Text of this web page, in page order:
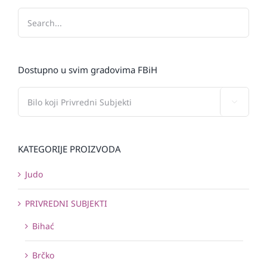
Dostupno u svim gradovima FBiH
KATEGORIJE PROIZVODA
Judo
PRIVREDNI SUBJEKTI
Bihać
Brčko